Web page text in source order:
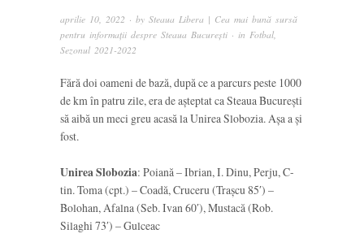
aprilie 10, 2022 · by Steaua Libera | Cea mai bună sursă
pentru informații despre Steaua București · in Fotbal,
Sezonul 2021-2022
Fără doi oameni de bază, după ce a parcurs peste 1000
de km în patru zile, era de așteptat ca Steaua București
să aibă un meci greu acasă la Unirea Slobozia. Așa a și
fost.
Unirea Slobozia: Poiană – Ibrian, I. Dinu, Perju, C-
tin. Toma (cpt.) – Coadă, Cruceru (Trașcu 85′) –
Bolohan, Afalna (Seb. Ivan 60′), Mustacă (Rob.
Silaghi 73′) – Gulceac